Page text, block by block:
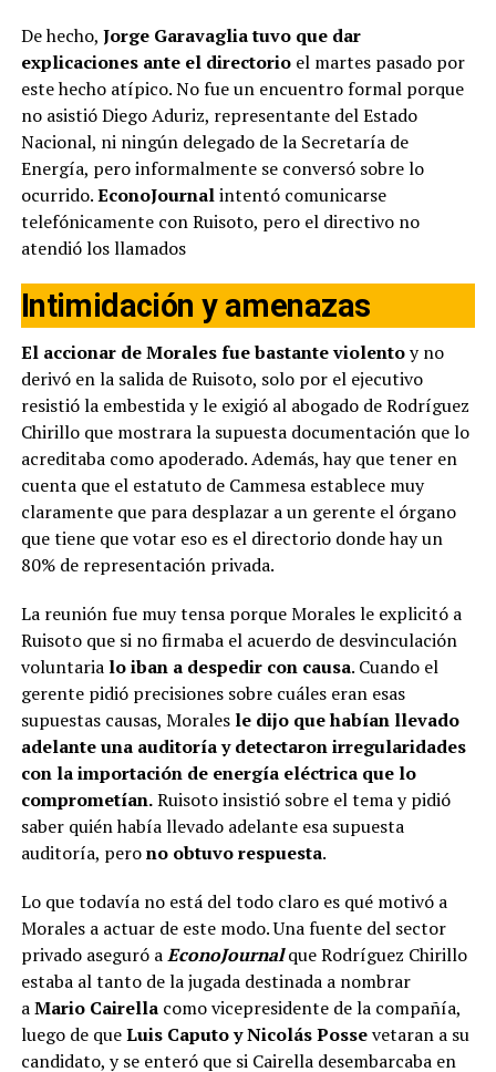
De hecho, Jorge Garavaglia tuvo que dar
explicaciones ante el directorioel martes pasado por
este hecho atípico. No fue un encuentro formal porque
no asistió Diego Aduriz, representante del Estado
Nacional, ni ningún delegado de la Secretaría de
Energía, pero informalmente se conversó sobre lo
ocurrido.EconoJournalintentó comunicarse
telefónicamente con Ruisoto, pero el directivo no
atendió los llamados
Intimidación y amenazas
El accionar de Morales fue bastante violentoy no
derivó en la salida de Ruisoto, solo por el ejecutivo
resistió la embestida y le exigió al abogado de Rodríguez
Chirillo que mostrara la supuesta documentación que lo
acreditaba como apoderado. Además, hay que tener en
cuenta que el estatuto de Cammesa establece muy
claramente que para desplazar a un gerente el órgano
que tiene que votar eso es el directorio donde hay un
80% de representación privada.
La reunión fue muy tensa porque Morales le explicitó a
Ruisoto que si no firmaba el acuerdo de desvinculación
voluntaria lo iban a despedir con causa. Cuando el
gerente pidió precisiones sobre cuáles eran esas
supuestas causas, Morales le dijo que habían llevado
adelante una auditoría y detectaron irregularidades
con la importación de energía eléctrica que lo
comprometían.Ruisoto insistió sobre el tema y pidió
saber quién había llevado adelante esa supuesta
auditoría, perono obtuvo respuesta.
Lo que todavía no está del todo claro es qué motivó a
Morales a actuar de este modo. Una fuente del sector
privado aseguró aEconoJournalque Rodríguez Chirillo
estaba al tanto de la jugada destinada a nombrar
aMario Cairellacomo vicepresidente de la compañía,
luego de queLuis Caputo y Nicolás Possevetaran a su
candidato, y se enteró que si Cairella desembarcaba en